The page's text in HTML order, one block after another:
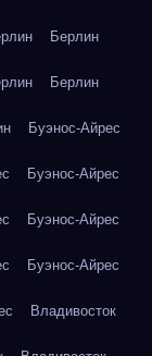
Берлин
Берлин
Буэнос-Айрес
Буэнос-Айрес
Буэнос-Айрес
Буэнос-Айрес
Владивосток